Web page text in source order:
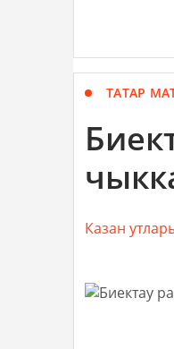
ТАТАР
Казан